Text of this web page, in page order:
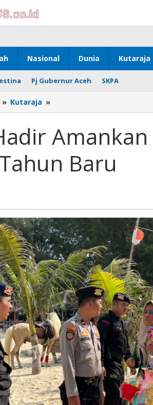
Nasional Dunia Kutaraja
Pj Gubernur Aceh SKPA
» Kutaraja »
Hadir
Tempat
Wisata
Jelang
TahunBaru